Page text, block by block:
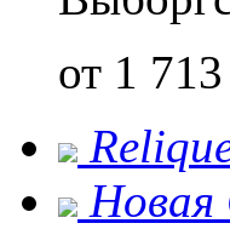
от 1
Новая